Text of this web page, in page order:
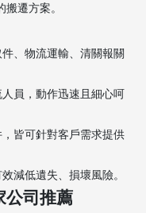
遷方案。
、物流運輸、清關報關
員，動作迅速且細心呵
皆可針對客戶需求提供
減低遺失、損壞風險。
公司推薦